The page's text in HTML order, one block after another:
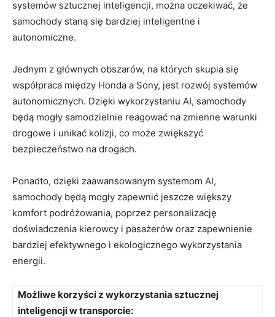
systemów sztucznej inteligencji, można oczekiwać,⁤ że⁣
samochody staną‍ się bardziej ‍inteligentne i
autonomiczne.
Jednym‌ z głównych obszarów,⁢ na których ⁣skupia⁤ się
współpraca między Honda‌ a Sony, jest‌ rozwój systemów⁣
autonomicznych. Dzięki wykorzystaniu ‌AI, samochody
będą mogły ⁤samodzielnie‌ reagować ⁤na zmienne warunki
drogowe i unikać​ kolizji, co może zwiększyć
bezpieczeństwo⁤ na drogach.
Ponadto,⁤ dzięki​ zaawansowanym​ systemom ​AI,⁤
samochody będą‌ mogły zapewnić jeszcze większy‍
komfort podróżowania, ​poprzez personalizację​
doświadczenia kierowcy i pasażerów ‍oraz zapewnienie
bardziej efektywnego ⁢i ekologicznego wykorzystania
energii.
Możliwe korzyści⁢ z wykorzystania sztucznej
inteligencji w transporcie: